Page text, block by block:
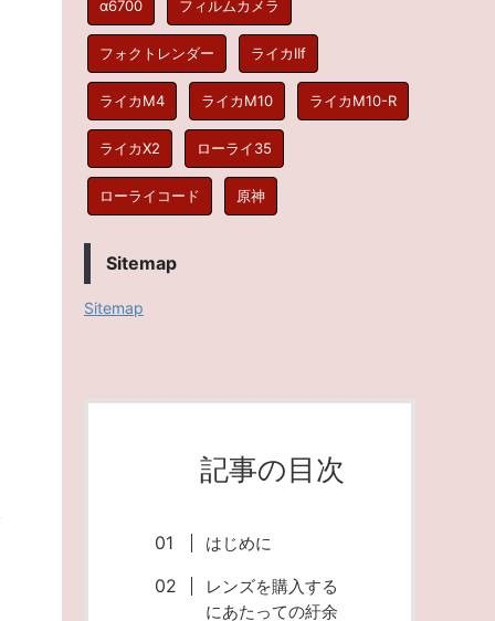
α6700 フィルムカメラ
フォクトレンダー ライカIIf
ライカM4 ライカM10 ライカM10-R
ライカX2 ローライ35
ローライコード 原神
Sitemap
Sitemap
記事の目次
はじめに
レンズを購入する
にあたっての紆余